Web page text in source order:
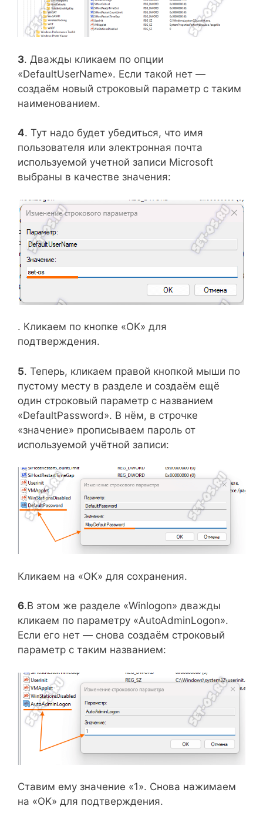
3. Дважды кликаем по опции
«DefaultUserName». Если такой нет —
создаём новый строковый параметр с таким
наименованием.
4. Тут надо будет убедиться, что имя
пользователя или электронная почта
используемой учетной записи Microsoft
выбраны в качестве значения:
. Кликаем по кнопке «OK» для
подтверждения.
5. Теперь, кликаем правой кнопкой мыши по
пустому месту в разделе и создаём ещё
один строковый параметр с названием
«DefaultPassword». В нём, в строчке
«значение» прописываем пароль от
используемой учётной записи:
Кликаем на «OK» для сохранения.
6.В этом же разделе «Winlogon» дважды
кликаем по параметру «AutoAdminLogon».
Если его нет — снова создаём строковый
параметр с таким названием:
Ставим ему значение «1». Снова нажимаем
на «OK» для подтверждения.